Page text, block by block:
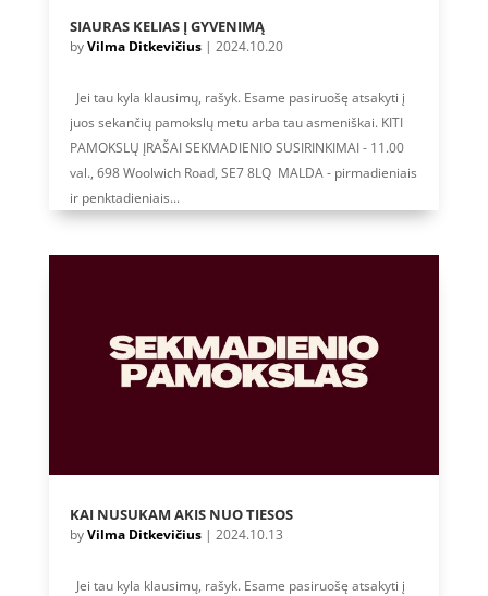
SIAURAS KELIAS Į GYVENIMĄ
byVilma Ditkevičius| 2024.10.20
Jei tau kyla klausimų, rašyk. Esame pasiruošę atsakyti į
juos sekančių pamokslų metu arba tau asmeniškai. KITI
PAMOKSLŲ ĮRAŠAI SEKMADIENIO SUSIRINKIMAI - 11.00
val., 698 Woolwich Road, SE7 8LQ MALDA - pirmadieniais
ir penktadieniais...
KAI NUSUKAM AKIS NUO TIESOS
byVilma Ditkevičius| 2024.10.13
Jei tau kyla klausimų, rašyk. Esame pasiruošę atsakyti į